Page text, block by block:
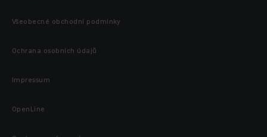
Všeobecné obchodní podmínky
Ochrana osobních údajů
Impressum
OpenLine